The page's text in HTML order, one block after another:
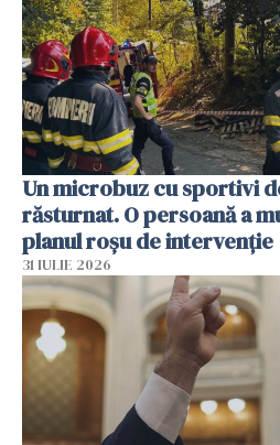
Un microbuz cu sportivi
răsturnat. O persoană a
planul roșu de intervenție
31 IULIE 2026